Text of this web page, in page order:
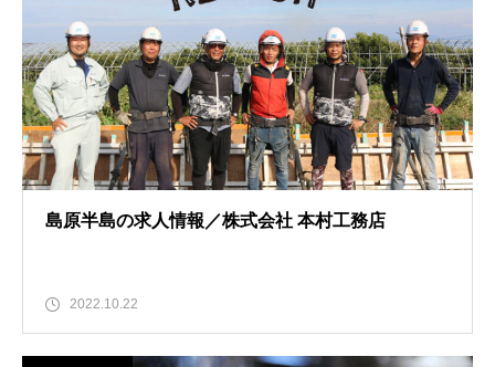
島原半島の求人情報／株式会社 本村工務店
2022.10.22